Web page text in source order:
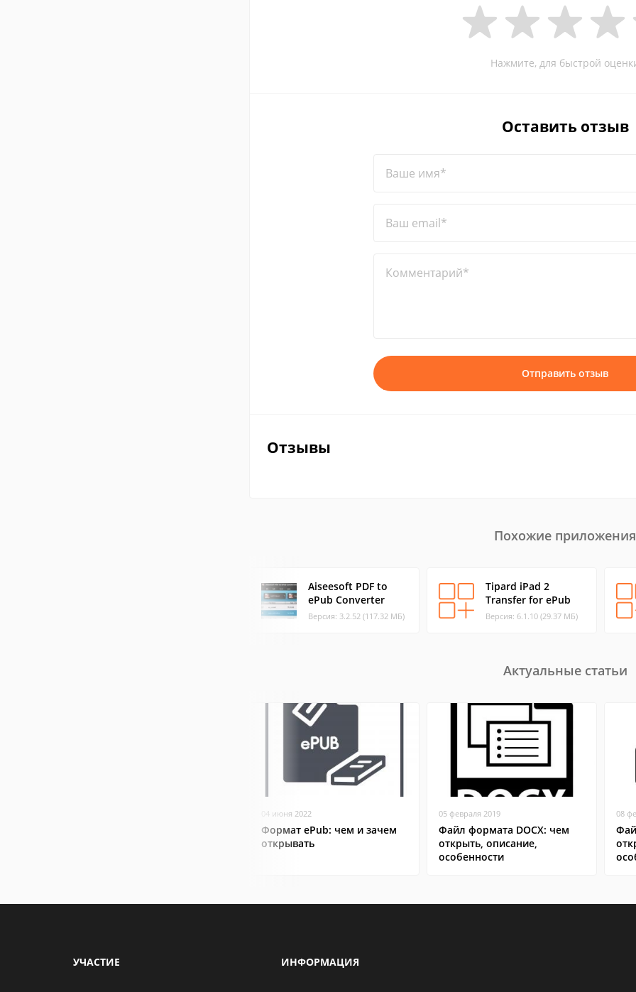
Нажмите, для быстрой
Оставить отзыв
Ваше имя*
Ваш email*
Комментарий*
Отправить отзыв
Отзывы
Похожие приложения
Aiseesoft PDF to
ePub Converter
Версия: 3.2.52 (117.32 МБ)
Tipard iPad 2
Transfer for ePub
Версия: 6.1.10 (29.37 МБ)
Актуальные статьи
04 июня 2022
Формат ePub: чем и зачем
открывать
05 февраля 2019
Файл формата DOCX: чем
открыть, описание,
особенности
08
УЧАСТИЕ ИНФОРМАЦИЯ